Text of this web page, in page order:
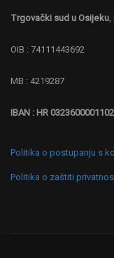
Trgovački sud u Osijeku,
OIB : 74111443692
MB : 4219287
IBAN : HR
Politika o postupanju s
Politika o zaštiti